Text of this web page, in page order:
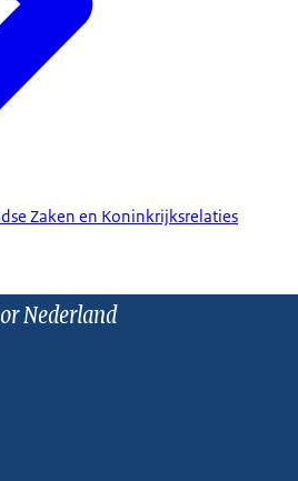
Zaken en Koninkrijksrelaties
Nederland